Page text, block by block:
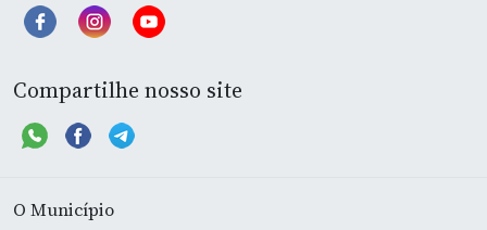
Compartilhe nosso site
O Município